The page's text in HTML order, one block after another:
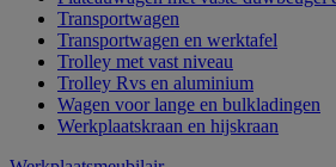
Transportwagen
Transportwagen en werktafel
Trolley met vast niveau
Trolley Rvs en aluminium
Wagen voor lange en bulkladingen
Werkplaatskraan en hijskraan